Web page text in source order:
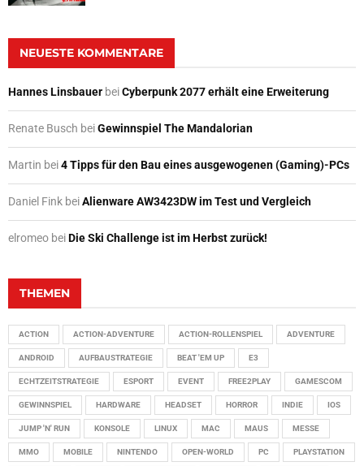
NEUESTE KOMMENTARE
Hannes Linsbauer beiCyberpunk 2077 erhält eine Erweiterung
Renate Busch beiGewinnspiel The Mandalorian
Martin bei4 Tipps für den Bau eines ausgewogenen (Gaming)-PCs
Daniel Fink beiAlienware AW3423DW im Test und Vergleich
elromeo beiDie Ski Challenge ist im Herbst zurück!
THEMEN
ACTION ACTION-ADVENTURE ACTION-ROLLENSPIEL ADVENTURE
ANDROID AUFBAUSTRATEGIE BEAT 'EM UP E3
ECHTZEITSTRATEGIE ESPORT EVENT FREE2PLAY GAMESCOM
GEWINNSPIEL HARDWARE HEADSET HORROR INDIE IOS
JUMP 'N' RUN KONSOLE LINUX MAC MAUS MESSE
MMO MOBILE NINTENDO OPEN-WORLD PC PLAYSTATION